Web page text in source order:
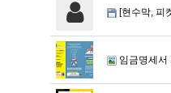
[현수막, 피
임금명세서